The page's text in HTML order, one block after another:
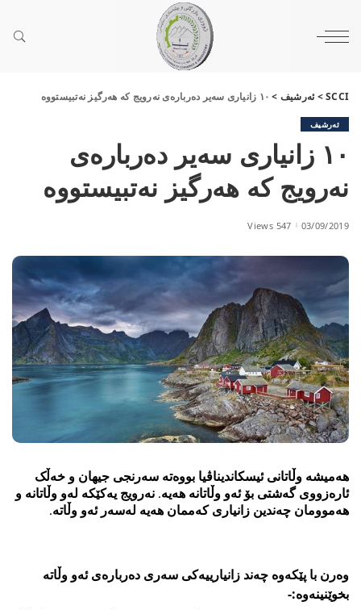
SCCI
>ئەرشیف > ١٠ زانیاری سەیر دەربارەی نەرویج کە هەرگیز نەتبیستووە
ئەرشیف
١٠ زانیاری سەیر دەربارەی
نەرویج کە هەرگیز نەتبیستووە
03/09/2019
547 Views
هەمیشە وڵاتانی ئیسکاندیناڤیا بووەتە سەرنجی جیهان و خەڵک
ئارەزووی گەشتی بۆ ئەو وڵاتانە هەیە. نەرویج یەکێکە لەو وڵاتانە و
هەموومان چەندین زانیاری کەممان هەیە لەسەر ئەو وڵاتە.
وەرن با پێکەوە چەند زانیارییەکی سەری دەربارەی ئەو وڵاتە
بخوێنینەوە:-